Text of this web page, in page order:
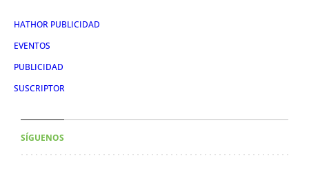
HATHOR PUBLICIDAD
EVENTOS
PUBLICIDAD
SUSCRIPTOR
SÍGUENOS